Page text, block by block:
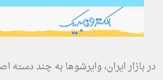
در بازار ایران، وایرشوها به چند